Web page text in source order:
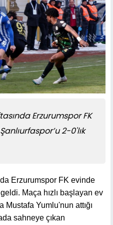
Erzurumspor FK
2-0'lık
Erzurumspor FK evinde
Maça hızlı başlayan ev
Yumlu'nun attığı
sahneye çıkan